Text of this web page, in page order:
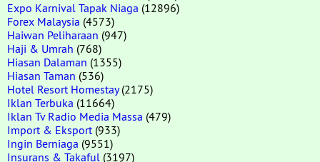
Expo Karnival Tapak Niaga (12896)
Forex Malaysia (4573)
Haiwan Peliharaan (947)
Haji & Umrah (768)
Hiasan Dalaman (1355)
Hiasan Taman (536)
Hotel Resort Homestay(2175)
Iklan Terbuka (11664)
Iklan Tv Radio Media Massa (479)
Import & Eksport (933)
Ingin Berniaga (9551)
Insurans & Takaful (3197)